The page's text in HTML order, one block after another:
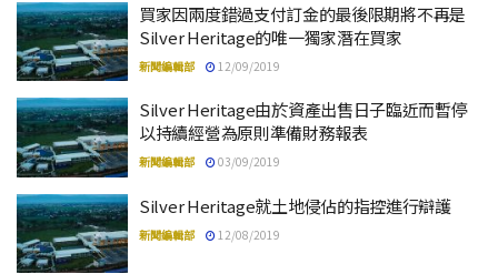
買家因兩度錯過支付訂金的最後限期將不再是
Silver Heritage的唯一獨家潛在買家
新聞編輯部 12/09/2019
Silver Heritage由於資產出售日子臨近而暫停
以持續經營為原則準備財務報表
新聞編輯部 03/09/2019
Silver Heritage就土地侵佔的指控進行辯護
新聞編輯部 12/08/2019